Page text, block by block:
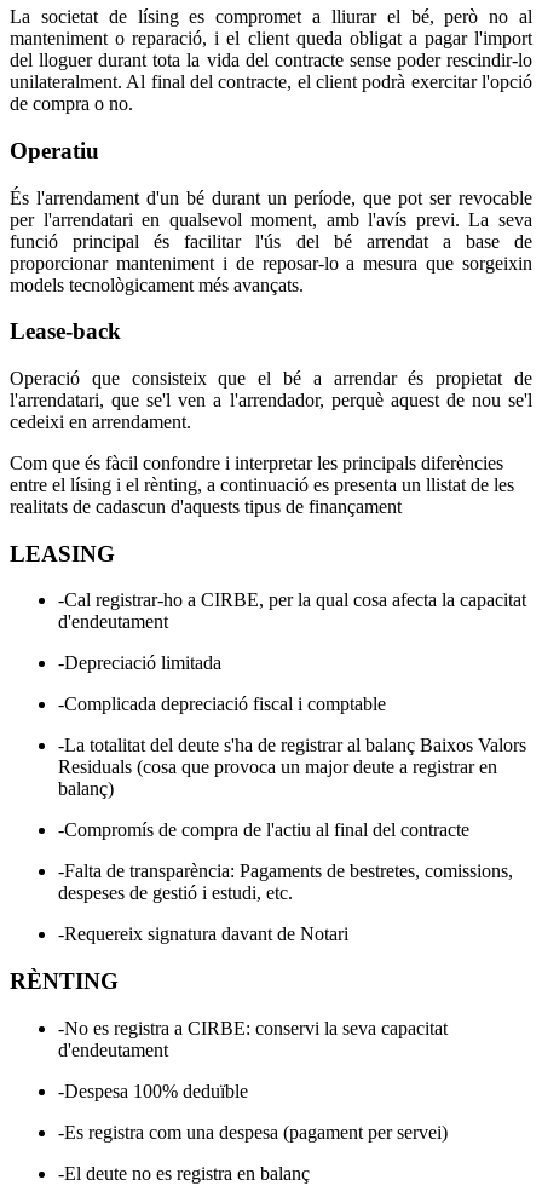
La societat de lísing es compromet a lliurar el bé, però no al
manteniment o reparació, i el client queda obligat a pagar l'import
del lloguer durant tota la vida del contracte sense poder rescindir-lo
unilateralment. Al final del contracte, el client podrà exercitar l'opció
de compra o no.
Operatiu
És l'arrendament d'un bé durant un període, que pot ser revocable
per l'arrendatari en qualsevol moment, amb l'avís previ. La seva
funció principal és facilitar l'ús del bé arrendat a base de
proporcionar manteniment i de reposar-lo a mesura que sorgeixin
models tecnològicament més avançats.
Lease-back
Operació que consisteix que el bé a arrendar és propietat de
l'arrendatari, que se'l ven a l'arrendador, perquè aquest de nou se'l
cedeixi en arrendament.
Com que és fàcil confondre i interpretar les principals diferències
entre el lísing i el rènting, a continuació es presenta un llistat de les
realitats de cadascun d'aquests tipus de finançament
LEASING
-Cal registrar-ho a CIRBE, per la qual cosa afecta la capacitat
d'endeutament
-Depreciació limitada
-Complicada depreciació fiscal i comptable
-La totalitat del deute s'ha de registrar al balanç Baixos Valors
Residuals (cosa que provoca un major deute a registrar en
balanç)
-Compromís de compra de l'actiu al final del contracte
-Falta de transparència: Pagaments de bestretes, comissions,
despeses de gestió i estudi, etc.
-Requereix signatura davant de Notari
RÈNTING
-No es registra a CIRBE: conservi la seva capacitat
d'endeutament
-Despesa 100% deduïble
-Es registra com una despesa (pagament per servei)
-El deute no es registra en balanç